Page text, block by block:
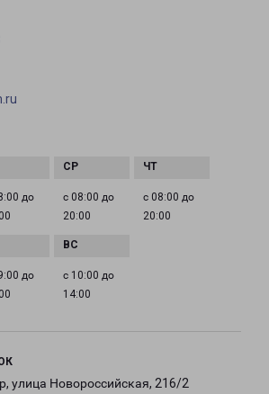
до
с 08:00 до
20:00
с 08:00 до
20:00
до
с 10:00 до
14:00
улица Новороссийская, 216/2